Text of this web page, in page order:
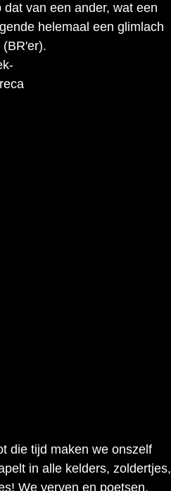
van een ander, wat een
helemaal een glimlach
die tijd maken we onszelf
in alle kelders, zoldertjes,
We verven en poetsen,